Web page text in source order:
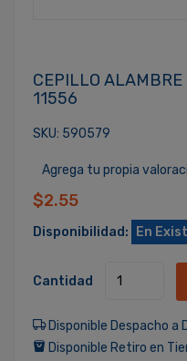
CEPILLO ALAMBRE
11556
SKU: 590579
Agrega tu propia
$2.55
Disponibilidad: En
Cantidad
Disponible Despacho a
Disponible Retiro en